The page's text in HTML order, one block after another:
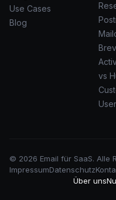
Use Cases
Blog
vs
© 2026 Email für SaaS. Alle
ImpressumDatenschutz
Über uns